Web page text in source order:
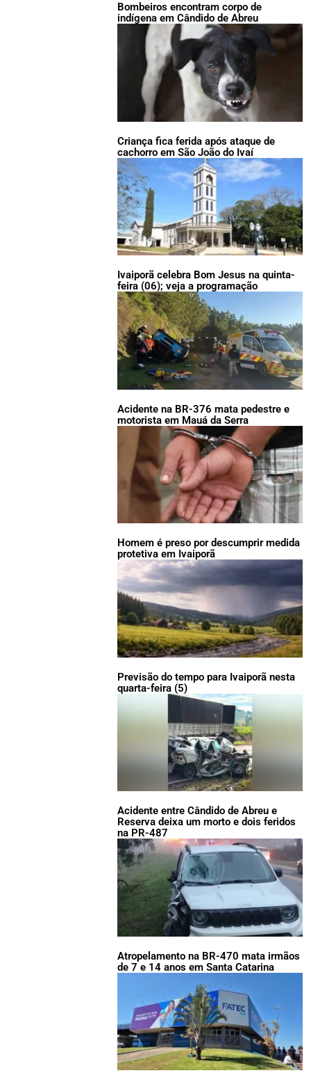
Bombeiros encontram corpo de
indígena em Cândido de Abreu
Criança fica ferida após ataque de
cachorro em São João do Ivaí
Ivaiporã celebra Bom Jesus na quinta-
feira (06); veja a programação
Acidente na BR-376 mata pedestre e
motorista em Mauá da Serra
Homem é preso por descumprir medida
protetiva em Ivaiporã
Previsão do tempo para Ivaiporã nesta
quarta-feira (5)
Acidente entre Cândido de Abreu e
Reserva deixa um morto e dois feridos
na PR-487
Atropelamento na BR-470 mata irmãos
de 7 e 14 anos em Santa Catarina